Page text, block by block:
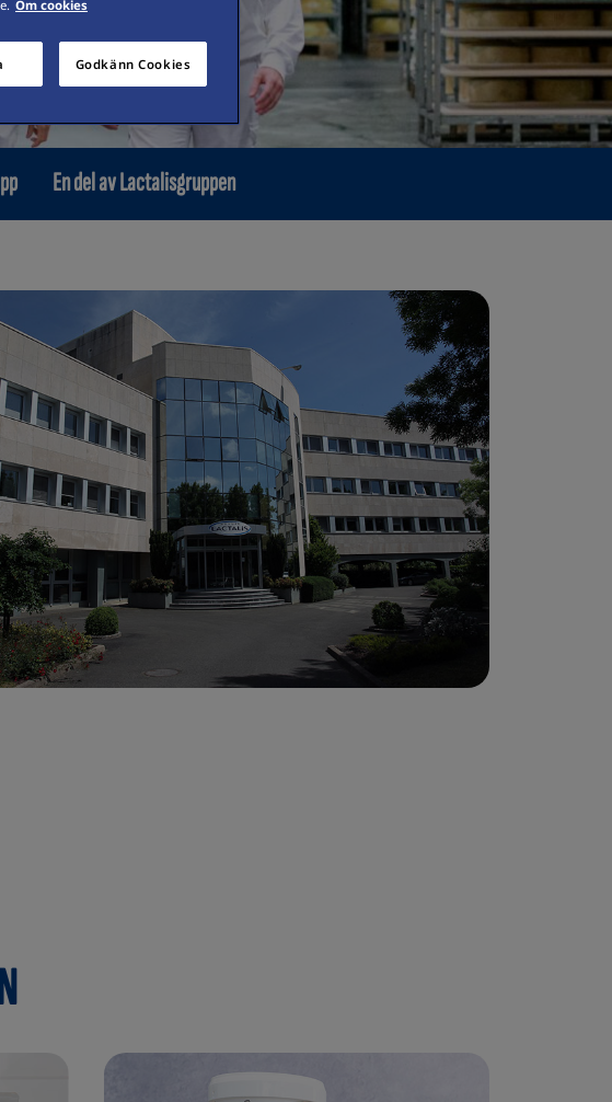
En del av Lactalisgruppen
Om cookies
Godkänn Cookies